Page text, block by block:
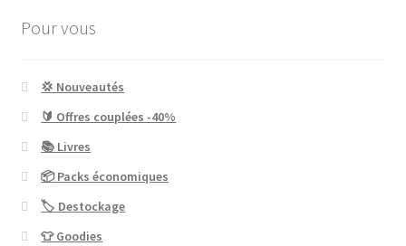
Pour vous
💢 Nouveautés
🔰 Offres couplées -40%
📚 Livres
📦 Packs économiques
🏷 Destockage
👕 Goodies